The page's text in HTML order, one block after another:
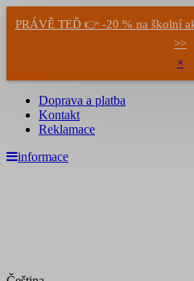
PRÁVĚ TEĎ 👉 -20 % na školní
>>
×
Doprava a platba
Kontakt
Reklamace
informace